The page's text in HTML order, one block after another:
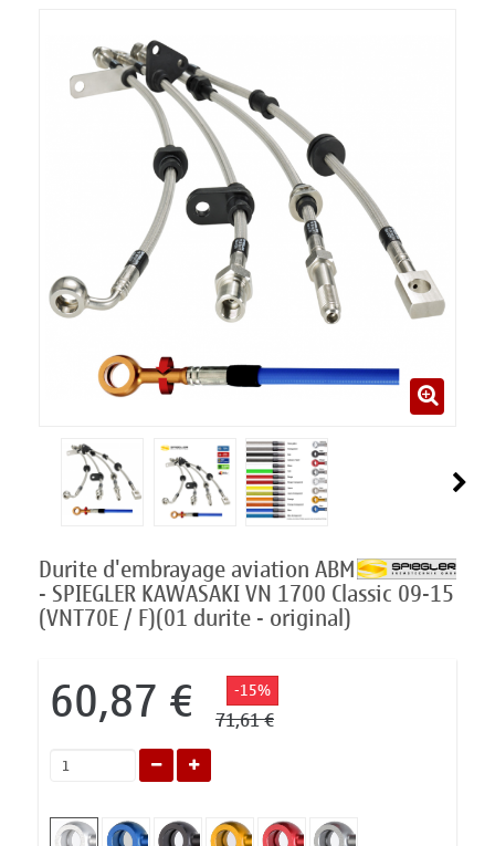
Durite d'embrayage aviation ABM
- SPIEGLER KAWASAKI VN 1700 Classic 09-15
(VNT70E / F)(01 durite - original)
60,87 € -15%
71,61 €